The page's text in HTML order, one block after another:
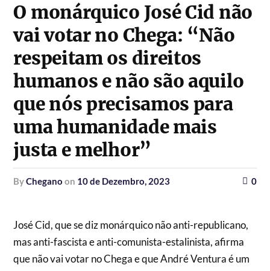
O monárquico José Cid não
vai votar no Chega: “Não
respeitam os direitos
humanos e não são aquilo
que nós precisamos para
uma humanidade mais
justa e melhor”
byChegano on 10 de Dezembro, 2023 0
José Cid, que se diz monárquico não anti-republicano,
mas anti-fascista e anti-comunista-estalinista, afirma
que não vai votar no Chega e que André Ventura é um